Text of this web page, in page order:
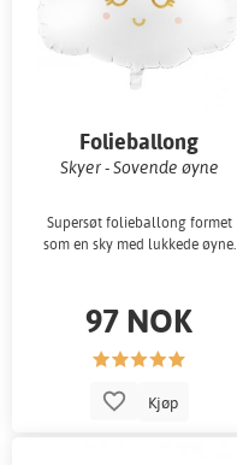
Folieballong
Skyer - Sovende øyne
Supersøt folieballong formet
som en sky med lukkede øyne.
97 NOK
Kjøp